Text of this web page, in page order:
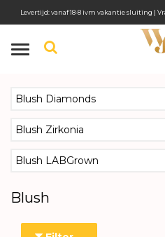
Toggle
Levertijd: vanaf 18-8 ivm vakantie sluiting |
Blush Diamonds
Blush Zirkonia
Blush LABGrown
Blush